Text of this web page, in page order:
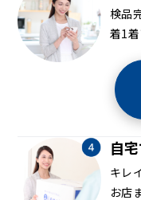
検品
着1
自
キレ
お店